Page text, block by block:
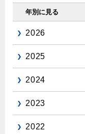
年別に見る
2026
2025
2024
2023
2022